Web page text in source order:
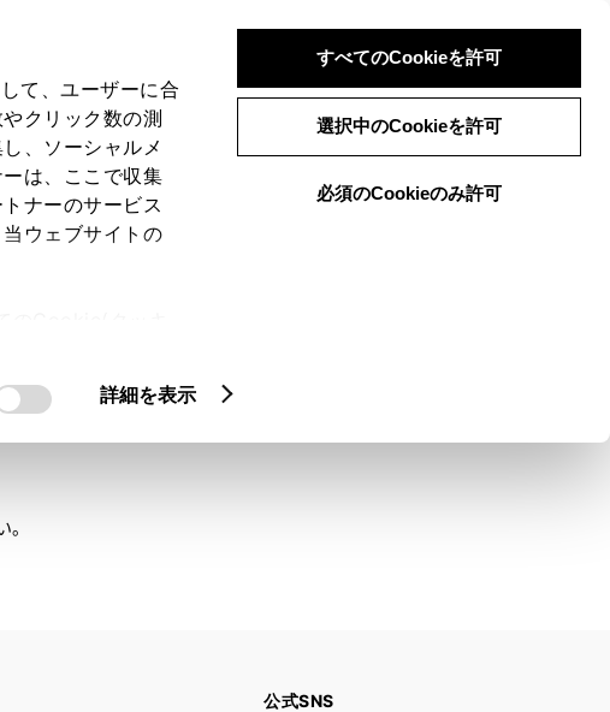
て、ユーザーに合
クリック数の測
、ソーシャルメ
は、ここで収集
ナーのサービス
ウェブサイトの
詳細を表示
すべてのCookieを許可
選択中のCookieを許可
必須のCookieのみ許可
ログイン 検索 メニュー
メニュー
公式SNS